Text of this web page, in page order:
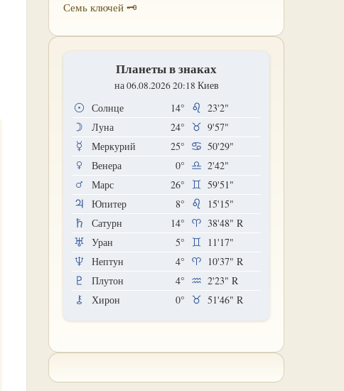
Семь ключей 🗝
Планеты в знаках
на 06.08.2026 20:18 Киев
Солнце 14°
23'2"
Луна
24°
9'57"
Меркурий
25°
50'29"
Венера
0°
2'42"
Марс
26°
59'51"
Юпитер
8°
15'15"
Сатурн
14° 38'48" R
Уран
5°
11'17"
Нептун
4° 10'37" R
Плутон
4° 2'23" R
Хирон
0° 51'46" R